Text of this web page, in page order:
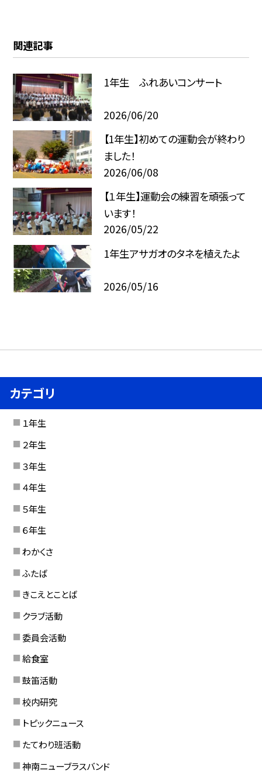
関連記事
1年生 ふれあいコンサート
2026/06/20
【1年生】初めての運動会が終わり
ました！
2026/06/08
【１年生】運動会の練習を頑張って
います！
2026/05/22
1年生アサガオのタネを植えたよ
2026/05/16
カテゴリ
１年生
２年生
３年生
４年生
５年生
６年生
わかくさ
ふたば
きこえとことば
クラブ活動
委員会活動
給食室
鼓笛活動
校内研究
トピックニュース
たてわり班活動
神南ニューブラスバンド